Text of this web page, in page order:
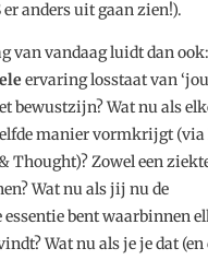
anders uit gaan zien!).
van vandaag luidt dan
ervaring losstaat van
bewustzijn? Wat nu als
manier vormkrijgt
Thought)? Zowel een
Wat nu als jij nu de
bent waarbinnen
Wat nu als je je dat (en